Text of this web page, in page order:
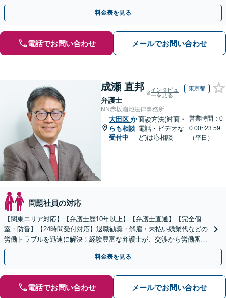
や、従業員から残業代未払いなど」【休日・夜間相談可】
料金表を見る
電話でお問い合わせ メールでお問い合わせ
成瀬 直邦
弁護士
インタビュ
ーを見る
東京都
NN赤坂溜池法律事務所
大田区 か
らも相談
受付中
面談方法(対面・
電話・ビデオな
ど)は応相談
営業時間：0
0:00~23:59
（平日）
問題社員の対応
【関東エリア対応】【弁護士歴10年以上】【弁護士直通】【完全個
室・防音】【24時間受付対応】退職勧奨・解雇・未払い残業代などの
労働トラブルを迅速に解決！経験豊富な弁護士が、交渉から労働審判
まで一貫して対応いたします【オンライン相談可】
料金表を見る
電話でお問い合わせ メールでお問い合わせ